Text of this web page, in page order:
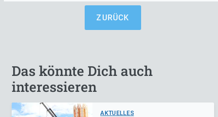
ZURÜCK
Das könnte Dich auch
interessieren
AKTUELLES